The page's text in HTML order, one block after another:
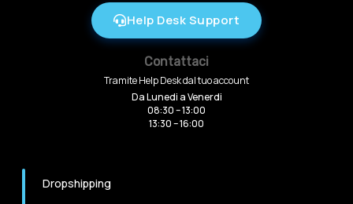
Help Desk Support
Contattaci
Tramite Help Desk dal tuo account
Da Lunedi a Venerdi
08:30 – 13:00
13:30 – 16:00
Dropshipping